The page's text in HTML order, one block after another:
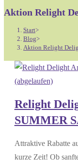
Aktion Relight
Start>
Blog>
Aktion Relight
Relight
SUMMER
Attraktive Rabatte
kurze Zeit! Ob